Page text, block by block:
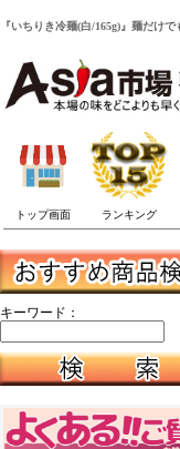
『いちりき冷麺(白/165g)』麺だけ
キーワード：